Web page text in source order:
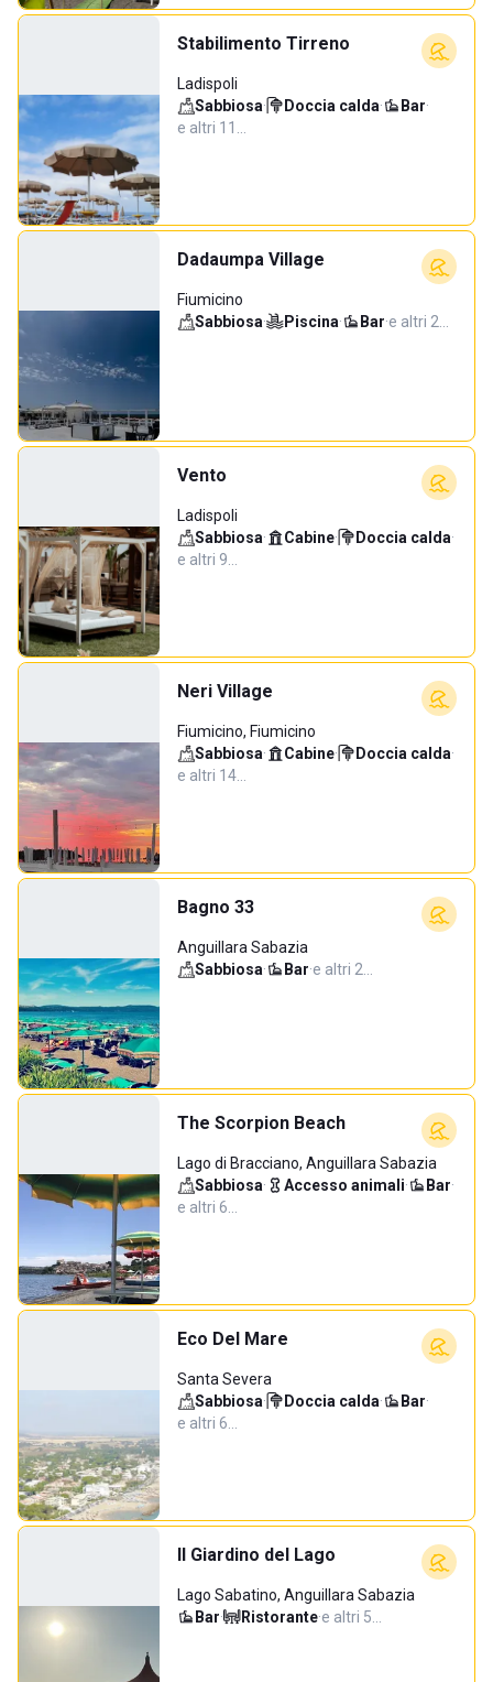
Stabilimento Tirreno
Ladispoli
Sabbiosa· Doccia calda· Bar·
e altri 11…
Dadaumpa Village
Fiumicino
Sabbiosa· Piscina· Bar·e altri 2…
Vento
Ladispoli
Sabbiosa· Cabine· Doccia calda·
e altri 9…
Neri Village
Fiumicino, Fiumicino
Sabbiosa· Cabine· Doccia calda·
e altri 14…
Bagno 33
Anguillara Sabazia
Sabbiosa· Bar·e altri 2…
The Scorpion Beach
Lago di Bracciano, Anguillara Sabazia
Sabbiosa· Accesso animali· Bar·
e altri 6…
Eco Del Mare
Santa Severa
Sabbiosa· Doccia calda· Bar·
e altri 6…
Il Giardino del Lago
Lago Sabatino, Anguillara Sabazia
Bar· Ristorante·e altri 5…